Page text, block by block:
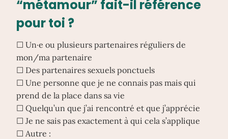
“métamour” fait-il référence
pour toi ?
☐ Un·e ou plusieurs partenaires réguliers de
mon/ma partenaire
☐ Des partenaires sexuels ponctuels
☐ Une personne que je ne connais pas mais qui
prend de la place dans sa vie
☐ Quelqu’un que j’ai rencontré et que j’apprécie
☐ Je ne sais pas exactement à qui cela s’applique
☐ Autre :